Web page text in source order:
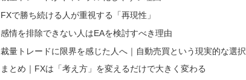
FXで勝ち続ける人が重視する「再現性」
感情を排除できない人はEAを検討すべき理由
裁量トレードに限界を感じた人へ｜自動売買という現実的な選択
まとめ｜FXは「考え方」を変えるだけで大きく変わる